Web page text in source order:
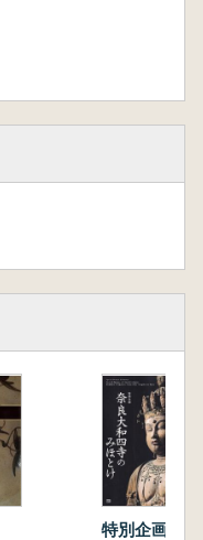
特別企画 奈